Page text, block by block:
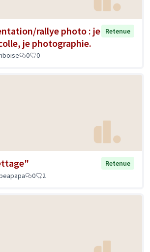
rallye photo : je
je photographie.
Retenue
0 0
Retenue
0 2